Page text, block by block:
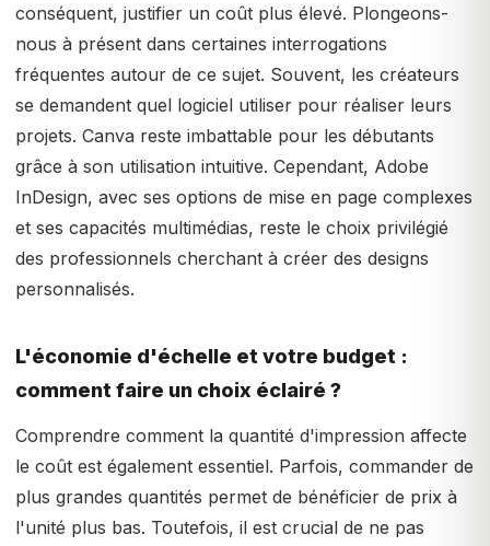
conséquent, justifier un coût plus élevé. Plongeons-
nous à présent dans certaines interrogations
fréquentes autour de ce sujet. Souvent, les créateurs
se demandent quel logiciel utiliser pour réaliser leurs
projets. Canva reste imbattable pour les débutants
grâce à son utilisation intuitive. Cependant, Adobe
InDesign, avec ses options de mise en page complexes
et ses capacités multimédias, reste le choix privilégié
des professionnels cherchant à créer des designs
personnalisés.
L'économie d'échelle et votre budget :
comment faire un choix éclairé ?
Comprendre comment la quantité d'impression affecte
le coût est également essentiel. Parfois, commander de
plus grandes quantités permet de bénéficier de prix à
l'unité plus bas. Toutefois, il est crucial de ne pas